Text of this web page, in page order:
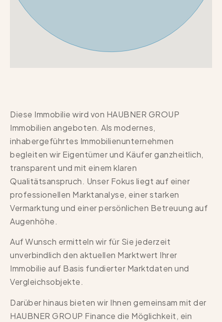
Diese Immobilie wird von HAUBNER GROUP
Immobilien angeboten. Als modernes,
inhabergeführtes Immobilienunternehmen
begleiten wir Eigentümer und Käufer ganzheitlich,
transparent und mit einem klaren
Qualitätsanspruch. Unser Fokus liegt auf einer
professionellen Marktanalyse, einer starken
Vermarktung und einer persönlichen Betreuung auf
Augenhöhe.
Auf Wunsch ermitteln wir für Sie jederzeit
unverbindlich den aktuellen Marktwert Ihrer
Immobilie auf Basis fundierter Marktdaten und
Vergleichsobjekte.
Darüber hinaus bieten wir Ihnen gemeinsam mit der
HAUBNER GROUP Finance die Möglichkeit, ein